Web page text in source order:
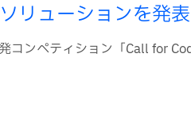
リューションを発表
コンペティション「Call for